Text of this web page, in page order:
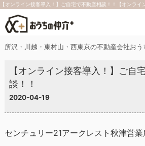
所沢・川越・東村山・西東京の不動産会社おう
【オンライン接客導入！】ご自
談！！
2020-04-19
センチュリー21アークレスト秋津営業